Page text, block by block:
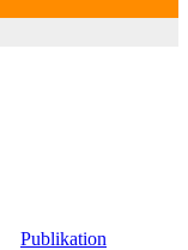
Publikation